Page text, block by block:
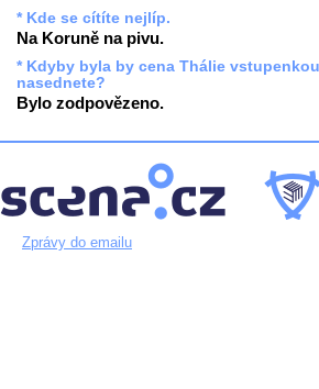
* Kde se cítíte nejlíp.
Na Koruně na pivu.
* Kdyby byla by cena Thálie
nasednete?
Bylo zodpovězeno.
Zprávy do emailu